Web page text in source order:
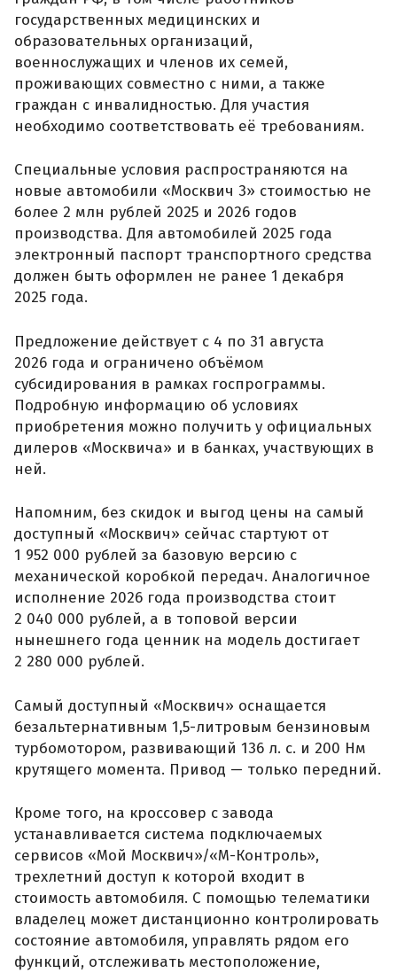
государственных медицинских и
образовательных организаций,
военнослужащих и членов их семей,
проживающих совместно с ними, а также
граждан с инвалидностью. Для участия
необходимо соответствовать её требованиям.
Специальные условия распространяются на
новые автомобили «Москвич 3» стоимостью не
более 2 млн рублей 2025 и 2026 годов
производства. Для автомобилей 2025 года
электронный паспорт транспортного средства
должен быть оформлен не ранее 1 декабря
2025 года.
Предложение действует с 4 по 31 августа
2026 года и ограничено объёмом
субсидирования в рамках госпрограммы.
Подробную информацию об условиях
приобретения можно получить у официальных
дилеров «Москвича» и в банках, участвующих в
ней.
Напомним, без скидок и выгод цены на самый
доступный «Москвич» сейчас стартуют от
1 952 000 рублей за базовую версию с
механической коробкой передач. Аналогичное
исполнение 2026 года производства стоит
2 040 000 рублей, а в топовой версии
нынешнего года ценник на модель достигает
2 280 000 рублей.
Самый доступный «Москвич» оснащается
безальтернативным 1,5-литровым бензиновым
турбомотором, развивающий 136 л. с. и 200 Нм
крутящего момента. Привод — только передний.
Кроме того, на кроссовер с завода
устанавливается система подключаемых
сервисов «Мой Москвич»/«М-Контроль»,
трехлетний доступ к которой входит в
стоимость автомобиля. С помощью телематики
владелец может дистанционно контролировать
состояние автомобиля, управлять рядом его
функций, отслеживать местоположение,